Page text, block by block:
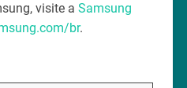
visite a Samsung
br.